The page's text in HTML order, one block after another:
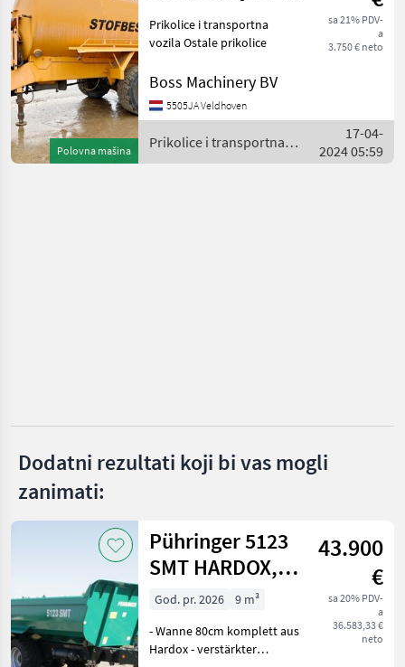
TRENUTNA
PUTANJA
Poljoprivredna
tehnika
Prikolice I
Transportna
Vozila
Ostale
Tebbe
Prikaži
MARKETPLACE
Marketplace
Ponude
trgovaca
Oglasi
Resetuj
Prikaži 1
rezultata
Polovna mašina
Good Working
Condition
sa 21% PDV-
a
3.750 € neto
Prikolice i transportna
vozila Ostale prikolice
Boss Machinery BV
5505JA Veldhoven
Prikolice i transportna
vozila / Peecon
17-04-
2024 05:59
Dodatni rezultati koji bi vas mogli
zanimati:
Pühringer 5123
SMT HARDOX,
20t
43.900
€
sa 20% PDV-
a
36.583,33 €
neto
God. pr. 2026
9 m³
- Wanne 80cm komplett aus
Hardox - verstärkter